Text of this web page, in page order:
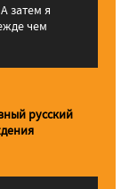
затем я
чем
русский